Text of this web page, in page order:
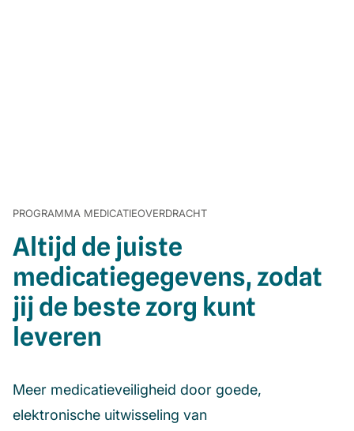
PROGRAMMA MEDICATIEOVERDRACHT
Altijd de juiste
medicatiegegevens, zodat
jij de beste zorg kunt
leveren
Meer medicatieveiligheid door goede,
elektronische uitwisseling van